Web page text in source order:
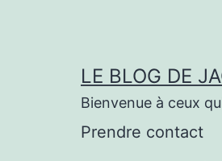
LE BLOG DE
Bienvenue à ceux
Prendre contact